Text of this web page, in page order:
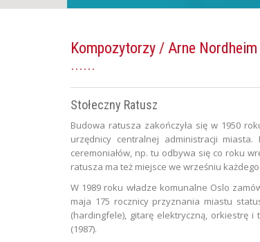
Kompozytorzy / Arne Nordheim
Stołeczny Ratusz
Budowa ratusza zakończyła się w 1950
urzędnicy centralnej administracji
ceremoniałów, np. tu odbywa się co roku
ratusza ma też miejsce we wrześniu
W 1989 roku władze komunalne Oslo
maja 175 rocznicy przyznania miastu
(hardingfele), gitarę elektryczną, orkiestrę
(1987).